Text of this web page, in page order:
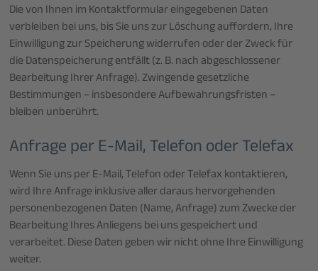
Die von Ihnen im Kontaktformular eingegebenen Daten
verbleiben bei uns, bis Sie uns zur Löschung auffordern, Ihre
Einwilligung zur Speicherung widerrufen oder der Zweck für
die Datenspeicherung entfällt (z. B. nach abgeschlossener
Bearbeitung Ihrer Anfrage). Zwingende gesetzliche
Bestimmungen – insbesondere Aufbewahrungsfristen –
bleiben unberührt.
Anfrage per E-Mail, Telefon oder Telefax
Wenn Sie uns per E-Mail, Telefon oder Telefax kontaktieren,
wird Ihre Anfrage inklusive aller daraus hervorgehenden
personenbezogenen Daten (Name, Anfrage) zum Zwecke der
Bearbeitung Ihres Anliegens bei uns gespeichert und
verarbeitet. Diese Daten geben wir nicht ohne Ihre Einwilligung
weiter.